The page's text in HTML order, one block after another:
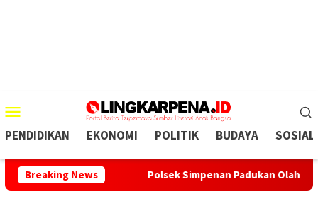
Mobile
PENDIDIKAN EKONOMI POLITIK BUDAYA SOSIAL
Breaking News
Selatan Polsek Simpenan Padukan Olahraga dan Aksi